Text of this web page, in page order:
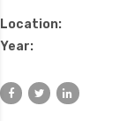
Location:
Year: